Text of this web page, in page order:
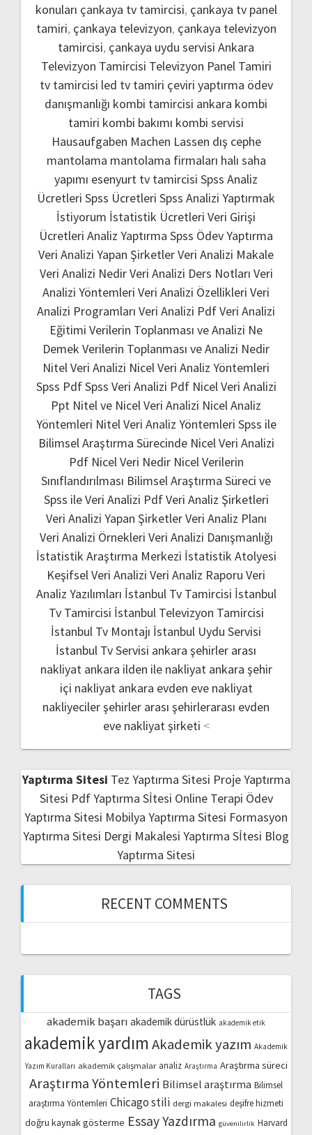
konuları çankaya tv tamircisi, çankaya tv panel
tamiri, çankaya televizyon, çankaya televizyon
tamircisi, çankaya uydu servisi Ankara
Televizyon Tamircisi Televizyon Panel Tamiri
tv tamircisi led tv tamiri çeviri yaptırma ödev
danışmanlığı kombi tamircisi ankara kombi
tamiri kombi bakımı kombi servisi
Hausaufgaben Machen Lassen dış cephe
mantolama mantolama firmaları halı saha
yapımı esenyurt tv tamircisi Spss Analiz
Ücretleri Spss Ücretleri Spss Analizi Yaptırmak
İstiyorum İstatistik Ücretleri Veri Girişi
Ücretleri Analiz Yaptırma Spss Ödev Yaptırma
Veri Analizi Yapan ŞirketlerVeri Analizi Makale
Veri Analizi NedirVeri Analizi Ders Notları Veri
Analizi Yöntemleri Veri Analizi Özellikleri Veri
Analizi Programları Veri Analizi PdfVeri Analizi
Eğitimi Verilerin Toplanması ve Analizi Ne
Demek Verilerin Toplanması ve Analizi Nedir
Nitel Veri Analizi Nicel Veri Analiz Yöntemleri
Spss PdfSpss Veri Analizi Pdf Nicel Veri Analizi
Ppt Nitel ve Nicel Veri Analizi Nicel Analiz
Yöntemleri Nitel Veri Analiz Yöntemleri Spss ile
Bilimsel Araştırma Sürecinde Nicel Veri Analizi
Pdf Nicel Veri Nedir Nicel Verilerin
Sınıflandırılması Bilimsel Araştırma Süreci ve
Spss ile Veri Analizi PdfVeri Analiz Şirketleri
Veri Analizi Yapan ŞirketlerVeri Analiz Planı
Veri Analizi Örnekleri Veri Analizi Danışmanlığı
İstatistik Araştırma Merkezi İstatistik Atolyesi
Keşifsel Veri Analizi Veri Analiz Raporu Veri
Analiz Yazılımları İstanbul Tv Tamircisi İstanbul
Tv Tamircisi İstanbul Televizyon Tamircisi
İstanbul Tv Montajı İstanbul Uydu Servisi
İstanbul Tv Servisi ankara şehirler arası
nakliyat ankara ilden ile nakliyat ankara şehir
içi nakliyat ankara evden eve nakliyat
nakliyeciler şehirler arası şehirlerarası evden
eve nakliyat şirketi <
Yaptırma Sitesi Tez Yaptırma Sitesi Proje Yaptırma
Sitesi Pdf Yaptırma Sİtesi Online Terapi Ödev
Yaptırma Sitesi Mobilya Yaptırma Sitesi Formasyon
Yaptırma Sitesi Dergi Makalesi Yaptırma Sİtesi Blog
Yaptırma Sitesi
RECENT COMMENTS
TAGS
akademik başarı akademik dürüstlük akademik etik
akademik yardımAkademik yazım Akademik
Yazım Kuralları akademik çalışmalar analiz Araştırma Araştırma süreci
Araştırma Yöntemleri Bilimsel araştırma Bilimsel
araştırma Yöntemleri Chicago stili dergi makalesi deşifre hizmeti
doğru kaynak gösterme Essay Yazdırma güvenilirlik Harvard